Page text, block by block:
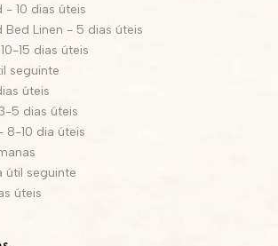
- 10 dias úteis
Bed Linen - 5 dias úteis
15 dias úteis
seguinte
úteis
5 dias úteis
8-10 dia úteis
útil seguinte
úteis